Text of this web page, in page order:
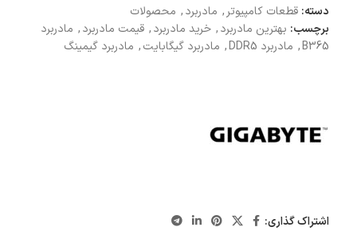
دسته: قطعات کامپیوتر , مادربرد, محصولات
برچسب: بهترین مادربرد, خرید مادربرد, قیمت مادربرد, مادربرد
B365
, مادربرد DDR5 , مادربرد گیگابایت, مادربرد گیمینگ
اشتراک گذاری: